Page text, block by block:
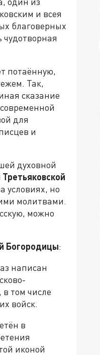
и всея
благоверных
чудотворная
потаённую,
Так,
сказание
для
и
духовной
условиях, но
молитвами.
можно
Богородицы:
написан
том числе
войск.
в
иконой